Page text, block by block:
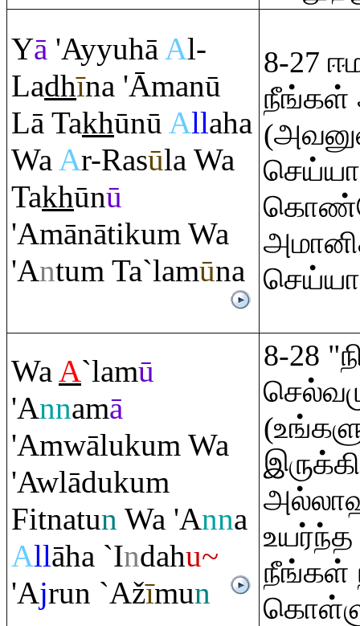
Yā 'AyyuhāAl-
Ladhīna 'Āmanū
Lā Takhūnū Allaha
WaAr-Rasūla Wa
Takhūnū
'Amānātikum Wa
'Antum Ta`lamūna
8-27
நீங்கள்
WaA`lamū
'Annamā
'Amwālukum Wa
'Awlādukum
Fitnatun Wa 'Anna
Allāha `Indahu~
'Ajrun `Ažīmun
8-28
நீங்கள்